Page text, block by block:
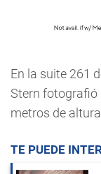
En la suite 261
Stern fotografió
metros de
TE PUEDE